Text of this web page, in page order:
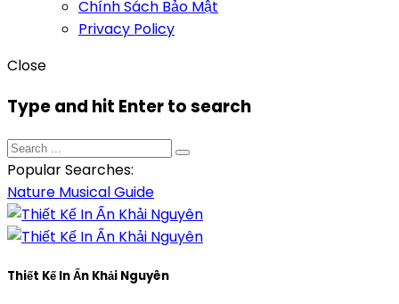
Chính Sách Bảo Mật
Privacy Policy
Close
Type and hit Enter to search
Popular Searches:
Nature MusicalGuide
Thiết Kế In Ấn Khải Nguyên